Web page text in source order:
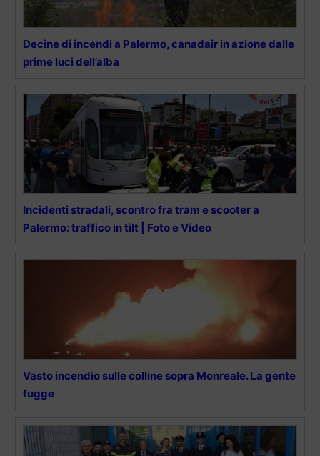
Decine di incendi a Palermo, canadair in azione dalle
prime luci dell’alba
Incidenti stradali, scontro fra tram e scooter a
Palermo: traffico in tilt | Foto e Video
Vasto incendio sulle colline sopra Monreale. La gente
fugge